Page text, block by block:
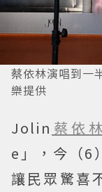
蔡依林演唱到一
樂提供
Jolin 蔡依林
e」，今（6
讓民眾驚喜